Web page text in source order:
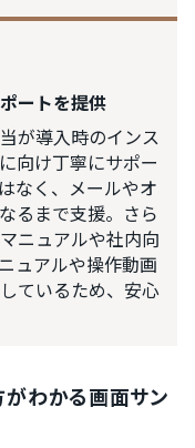
ートを提供
が導入時のインス
向け丁寧にサポー
なく、メールやオ
るまで支援。さら
ニュアルや社内向
ュアルや操作動画
ているため、安心
わかる画面サン